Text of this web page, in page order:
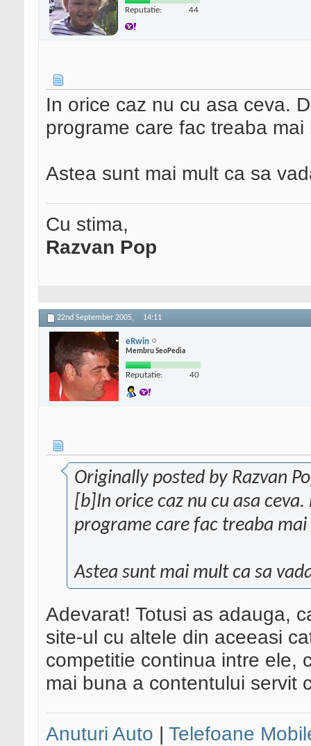
Reputatie: 44
In orice caz nu cu asa ceva.
programe care fac treaba
Astea sunt mai mult ca sa
Cu stima,
Razvan Pop
22nd September 2005, 14:11
eRwin
Membru SeoPedia
Reputatie: 40
Originally posted by Razvan
[b]In orice caz nu cu asa
programe care fac treaba
Astea sunt mai mult ca sa
Adevarat! Totusi as adauga,
site-ul cu altele din aceeasi
competitie continua intre ele,
mai buna a contentului servit
Anuturi Auto | Telefoane